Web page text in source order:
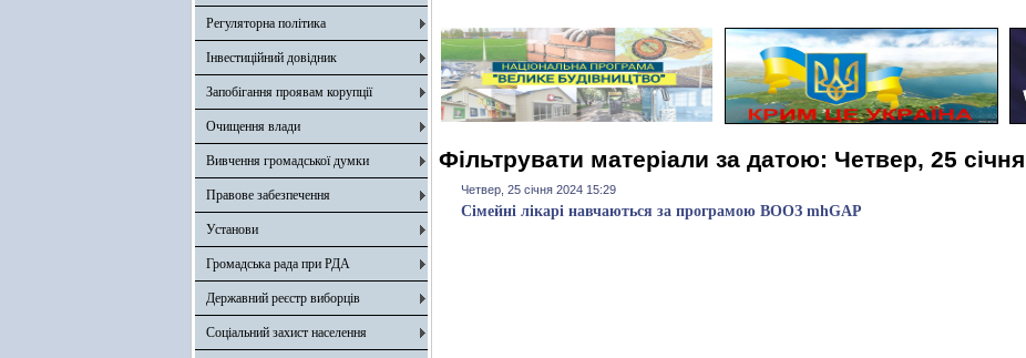
Регуляторна політика
Інвестиційний довідник
Запобігання проявам корупції
Очищення влади
Вивчення громадської думки
Правове забезпечення
Установи
Громадська рада при РДА
Державний реєстр виборців
Соціальний захист населення
Фільтрувати матеріали за датою: Четвер, 25
Четвер, 25 січня 2024 15:29
Сімейні лікарі навчаються за програмою ВООЗ mhGAP